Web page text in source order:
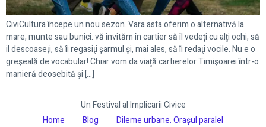
CiviCultura începe un nou sezon. Vara asta oferim o alternativă la
mare, munte sau bunici: vă invităm în cartier să îl vedeţi cu alţi ochi, să
il descoaseţi, să îi regasiţi şarmul şi, mai ales, să îi redaţi vocile. Nu e o
greşeală de vocabular! Chiar vom da viaţă cartierelor Timişoarei într-o
manieră deosebită şi […]
Un Festival al Implicarii Civice
Home
Blog Dileme urbane. Orașul paralel